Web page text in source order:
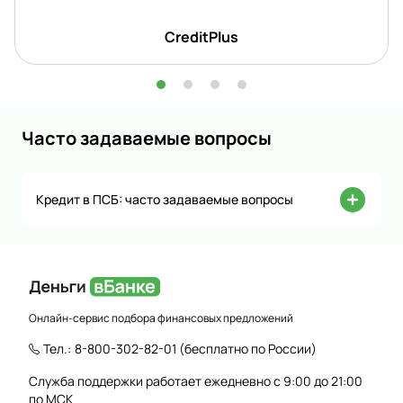
CreditPlus
Часто задаваемые вопросы
Кредит в ПСБ: часто задаваемые вопросы
Онлайн-сервис подбора финансовых предложений
Тел.: 8-800-302-82-01 (бесплатно по России)
Служба поддержки работает ежедневно с 9:00 до 21:00
по МСК